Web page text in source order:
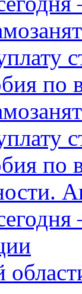
по
по